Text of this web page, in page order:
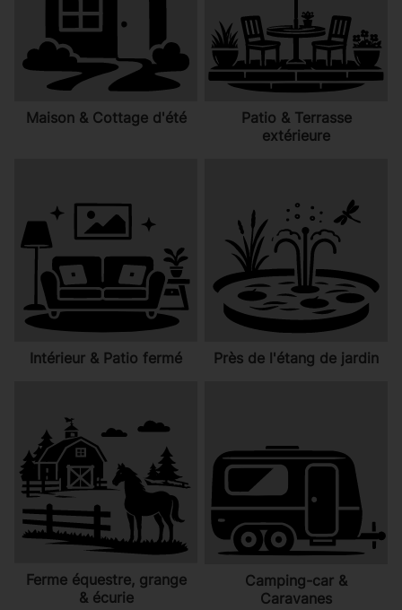
Maison & Cottage d'été
Patio & Terrasse
extérieure
Intérieur & Patio fermé Près de l'étang de jardin
Ferme équestre, grange
& écurie
Camping-car &
Caravanes